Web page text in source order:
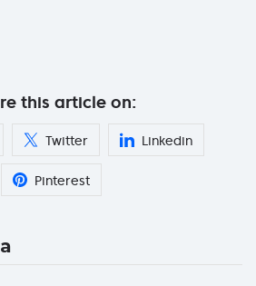
this article on:
Twitter Linkedin
Pinterest